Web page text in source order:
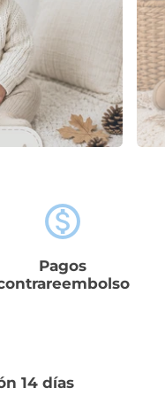
monetization_on
Pagos
14 días